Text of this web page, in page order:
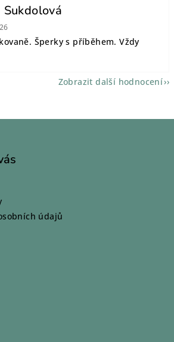
Sukdolová
obchodu je 5 z 5 hvězdiček.
Šperky s příběhem. Vždy
Zobrazit další hodnocení
údajů